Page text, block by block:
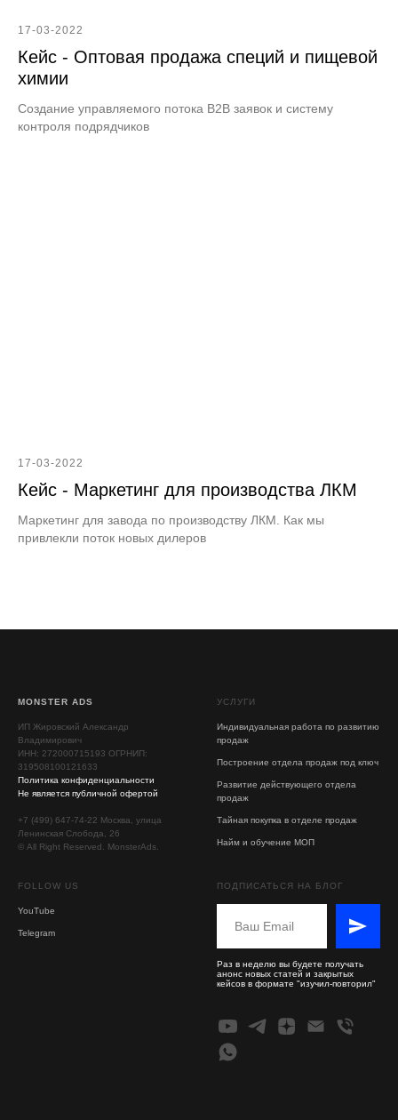
17-03-2022
Кейс - Оптовая продажа специй и пищевой
химии
Создание управляемого потока B2B заявок и систему
контроля подрядчиков
17-03-2022
Кейс - Маркетинг для производства ЛКМ
Маркетинг для завода по производству ЛКМ. Как мы
привлекли поток новых дилеров
MONSTER ADS
ИП Жировский Александр
Владимирович
ИНН: 272000715193 ОГРНИП:
319508100121633
Политика конфиденциальности
Не является публичной офертой
+7 (499) 647-74-22 Москва, улица
Ленинская Слобода, 26
© All Right Reserved. MonsterAds.
УСЛУГИ
Индивидуальная работа по развитию
продаж
Построение отдела продаж под ключ
Развитие действующего отдела
продаж
Тайная покупка в отделе продаж
Найм и обучение МОП
FOLLOW US
YouTube
Telegram
ПОДПИСАТЬСЯ НА БЛОГ
Раз в неделю вы будете получать
анонс новых статей и закрытых
кейсов в формате "изучил-повторил"